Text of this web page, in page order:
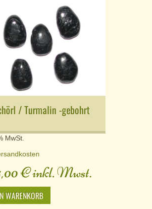
/ Turmalin -gebohrt
MwSt.
€inkl. Mwst.
WARENKORB